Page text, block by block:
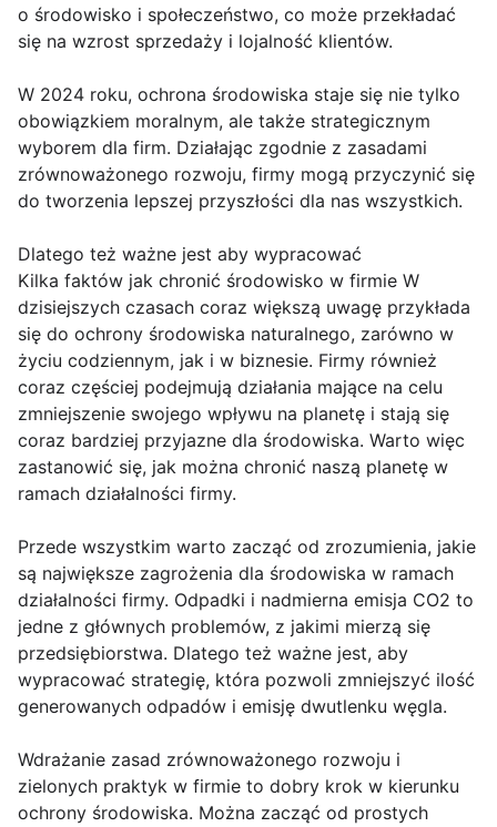
o środowisko i społeczeństwo, co może przekładać
się na wzrost sprzedaży i lojalność klientów.
W 2024 roku, ochrona środowiska staje się nie tylko
obowiązkiem moralnym, ale także strategicznym
wyborem dla firm. Działając zgodnie z zasadami
zrównoważonego rozwoju, firmy mogą przyczynić się
do tworzenia lepszej przyszłości dla nas wszystkich.
Dlatego też ważne jest aby wypracować
Kilka faktów jak chronić środowisko w firmie W
dzisiejszych czasach coraz większą uwagę przykłada
się do ochrony środowiska naturalnego, zarówno w
życiu codziennym, jak i w biznesie. Firmy również
coraz częściej podejmują działania mające na celu
zmniejszenie swojego wpływu na planetę i stają się
coraz bardziej przyjazne dla środowiska. Warto więc
zastanowić się, jak można chronić naszą planetę w
ramach działalności firmy.
Przede wszystkim warto zacząć od zrozumienia, jakie
są największe zagrożenia dla środowiska w ramach
działalności firmy. Odpadki i nadmierna emisja CO2 to
jedne z głównych problemów, z jakimi mierzą się
przedsiębiorstwa. Dlatego też ważne jest, aby
wypracować strategię, która pozwoli zmniejszyć ilość
generowanych odpadów i emisję dwutlenku węgla.
Wdrażanie zasad zrównoważonego rozwoju i
zielonych praktyk w firmie to dobry krok w kierunku
ochrony środowiska. Można zacząć od prostych